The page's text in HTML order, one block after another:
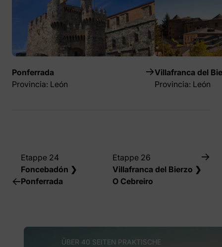
Ponferrada
Provincia: León
Villafranca del
Provincia: León
Etappe 24
Foncebadón ❯
Ponferrada
Etappe 26
Villafranca del Bierzo ❯
O Cebreiro
ÜBER 40 SEITEN PRAKTISCHE